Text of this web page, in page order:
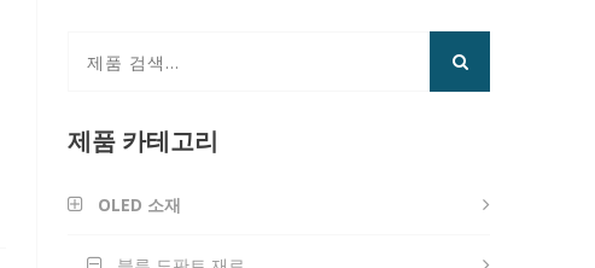
제품 카테고리
OLED 소재